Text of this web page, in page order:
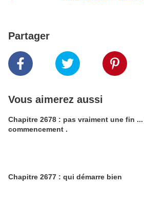
Partager
Vous aimerez aussi
Chapitre 2678 : pas vraiment une fin
commencement .
Chapitre 2677 : qui démarre bien